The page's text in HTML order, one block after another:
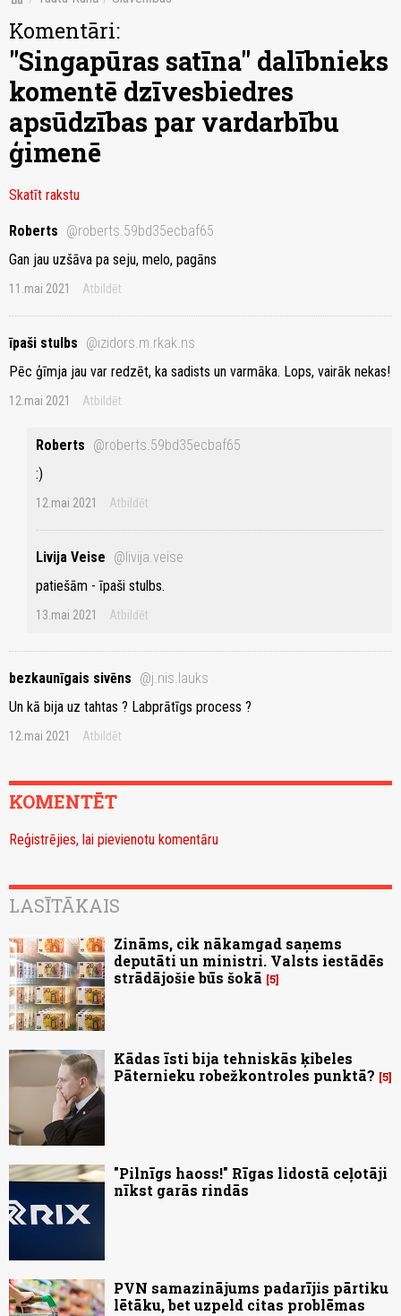
Komentāri:
"Singapūras satīna" dalībnieks
komentē dzīvesbiedres
apsūdzības par vardarbību
ģimenē
Skatīt rakstu
Roberts @roberts.59bd35ecbaf65
Gan jau uzšāva pa seju, melo, pagāns
11.mai 2021 Atbildēt
īpaši stulbs @izidors.m.rkak.ns
Pēc ģīmja jau var redzēt, ka sadists un varmāka. Lops, vairāk nekas!
12.mai 2021 Atbildēt
Roberts @roberts.59bd35ecbaf65
:)
12.mai 2021 Atbildēt
Livija Veise @livija.veise
patiešām - īpaši stulbs.
13.mai 2021 Atbildēt
bezkaunīgais sivēns @j.nis.lauks
Un kā bija uz tahtas ? Labprātīgs process ?
12.mai 2021 Atbildēt
KOMENTĒT
Reģistrējies, lai pievienotu komentāru
LASĪTĀKAIS
Zināms, cik nākamgad saņems
deputāti un ministri. Valsts iestādēs
strādājošie būs šokā 5
Kādas īsti bija tehniskās ķibeles
Pāternieku robežkontroles punktā? 5
"Pilnīgs haoss!" Rīgas lidostā ceļotāji
nīkst garās rindās
PVN samazinājums padarījis pārtiku
lētāku, bet uzpeld citas problēmas